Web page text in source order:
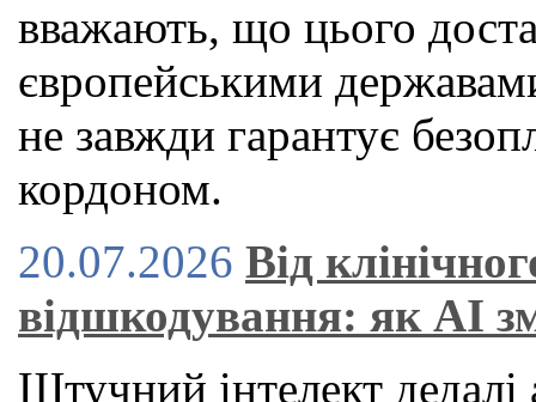
вважають, що цього
європейськими
не завжди гарантує
кордоном.
20.07.2026 Від
відшкодування: як AI
Штучний інтелект